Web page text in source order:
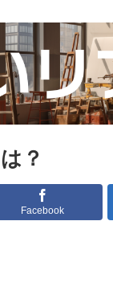
？
Facebook